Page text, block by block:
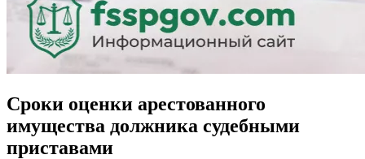
Сроки оценки арестованного
имущества должника судебными
приставами